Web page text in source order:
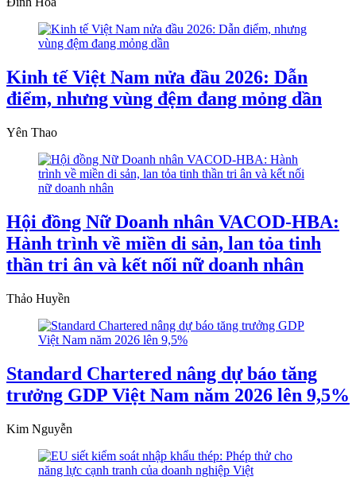
Kinh tế Việt Nam nửa đầu 2026: Dẫn
điểm, nhưng vùng đệm đang mỏng dần
Yên Thao
Hội đồng Nữ Doanh nhân VACOD-HBA:
Hành trình về miền di sản, lan tỏa tinh
thần tri ân và kết nối nữ doanh nhân
Thảo Huyền
Standard Chartered nâng dự báo tăng
trưởng GDP Việt Nam năm 2026 lên 9,5%
Kim Nguyễn